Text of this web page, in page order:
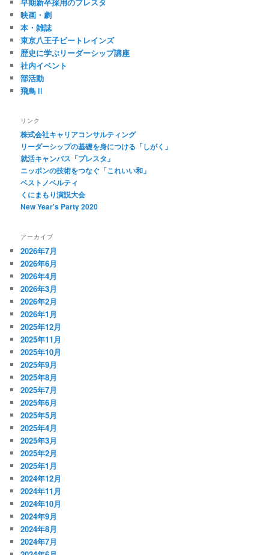
映画・劇
本・雑誌
東京八王子ビートレインズ
歴史に学ぶリーダーシップ講座
社内イベント
部活動
飛鳥Ⅱ
リンク
株式会社キャリアコンサルティング
リーダーシップの基礎を身につける「しがく」
就活キャンパス「プレスタ」
ニッポンの技術をつなぐ「これいい和」
ベストノベルティ
くにまもり演説大会
New Year's Party 2020
アーカイブ
2026年7月
2026年6月
2026年4月
2026年3月
2026年2月
2026年1月
2025年12月
2025年11月
2025年10月
2025年9月
2025年8月
2025年7月
2025年6月
2025年5月
2025年4月
2025年3月
2025年2月
2025年1月
2024年12月
2024年11月
2024年10月
2024年9月
2024年8月
2024年7月